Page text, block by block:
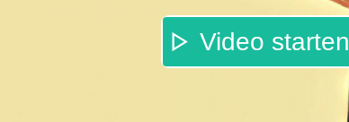
Video starten